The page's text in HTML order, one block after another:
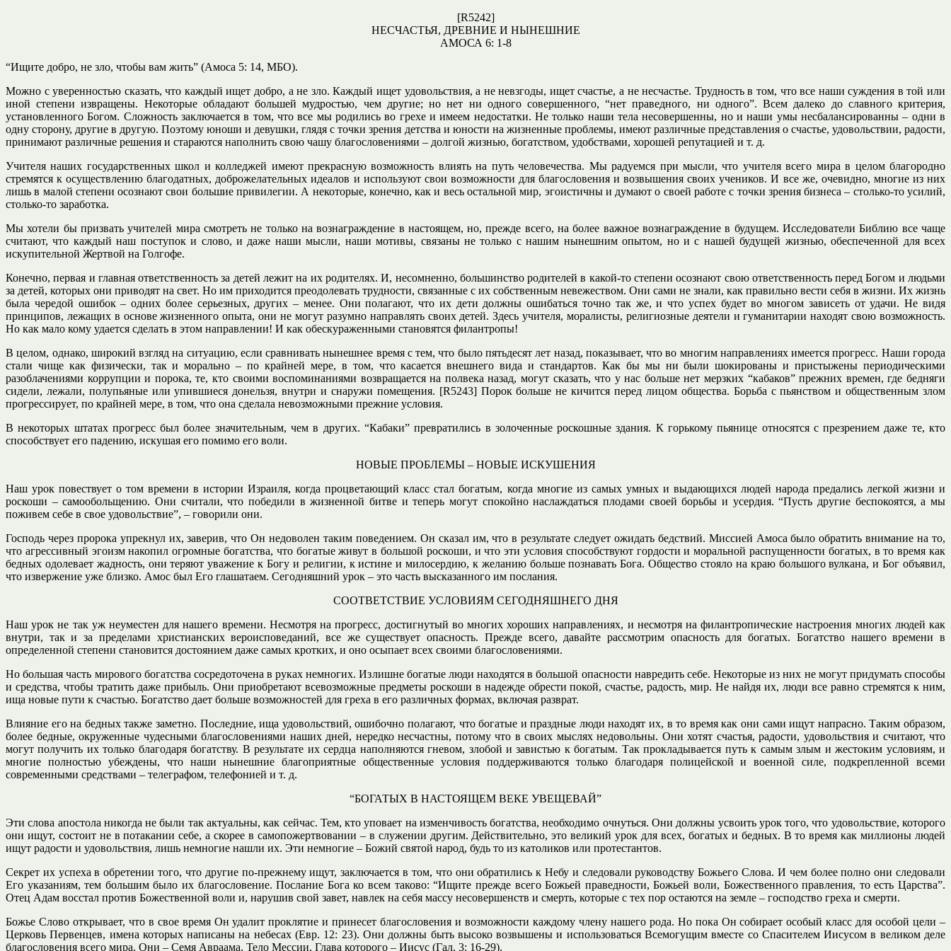
[R5242]
НЕСЧАСТЬЯ, ДРЕВНИЕ И НЫНЕШНИЕ
АМОСА 6: 1-8
“Ищите добро, не зло, чтобы вам жить” (Амоса 5: 14, МБО).
Можно с уверенностью сказать, что каждый ищет добро, а не зло. Каждый ищет удовольствия, а не невзгоды, ищет счастье, а не несчастье. Трудность в том, что все наши суждения в той или
иной степени извращены. Некоторые обладают большей мудростью, чем другие; но нет ни одного совершенного, “нет праведного, ни одного”. Всем далеко до славного критерия,
установленного Богом. Сложность заключается в том, что все мы родились во грехе и имеем недостатки. Не только наши тела несовершенны, но и наши умы несбалансированны – одни в
одну сторону, другие в другую. Поэтому юноши и девушки, глядя с точки зрения детства и юности на жизненные проблемы, имеют различные представления о счастье, удовольствии, радости,
принимают различные решения и стараются наполнить свою чашу благословениями – долгой жизнью, богатством, удобствами, хорошей репутацией и т. д.
Учителя наших государственных школ и колледжей имеют прекрасную возможность влиять на путь человечества. Мы радуемся при мысли, что учителя всего мира в целом благородно
стремятся к осуществлению благодатных, доброжелательных идеалов и используют свои возможности для благословения и возвышения своих учеников. И все же, очевидно, многие из них
лишь в малой степени осознают свои большие привилегии. А некоторые, конечно, как и весь остальной мир, эгоистичны и думают о своей работе с точки зрения бизнеса – столько-то усилий,
столько-то заработка.
Мы хотели бы призвать учителей мира смотреть не только на вознаграждение в настоящем, но, прежде всего, на более важное вознаграждение в будущем. Исследователи Библию все чаще
считают, что каждый наш поступок и слово, и даже наши мысли, наши мотивы, связаны не только с нашим нынешним опытом, но и с нашей будущей жизнью, обеспеченной для всех
искупительной Жертвой на Голгофе.
Конечно, первая и главная ответственность за детей лежит на их родителях. И, несомненно, большинство родителей в какой-то степени осознают свою ответственность перед Богом и людьми
за детей, которых они приводят на свет. Но им приходится преодолевать трудности, связанные с их собственным невежеством. Они сами не знали, как правильно вести себя в жизни. Их жизнь
была чередой ошибок – одних более серьезных, других – менее. Они полагают, что их дети должны ошибаться точно так же, и что успех будет во многом зависеть от удачи. Не видя
принципов, лежащих в основе жизненного опыта, они не могут разумно направлять своих детей. Здесь учителя, моралисты, религиозные деятели и гуманитарии находят свою возможность.
Но как мало кому удается сделать в этом направлении! И как обескураженными становятся филантропы!
В целом, однако, широкий взгляд на ситуацию, если сравнивать нынешнее время с тем, что было пятьдесят лет назад, показывает, что во многим направлениях имеется прогресс. Наши города
стали чище как физически, так и морально – по крайней мере, в том, что касается внешнего вида и стандартов. Как бы мы ни были шокированы и пристыжены периодическими
разоблачениями коррупции и порока, те, кто своими воспоминаниями возвращается на полвека назад, могут сказать, что у нас больше нет мерзких “кабаков” прежних времен, где бедняги
сидели, лежали, полупьяные или упившиеся донельзя, внутри и снаружи помещения. [R5243] Порок больше не кичится перед лицом общества. Борьба с пьянством и общественным злом
прогрессирует, по крайней мере, в том, что она сделала невозможными прежние условия.
В некоторых штатах прогресс был более значительным, чем в других. “Кабаки” превратились в золоченные роскошные здания. К горькому пьянице относятся с презрением даже те, кто
способствует его падению, искушая его помимо его воли.
НОВЫЕ ПРОБЛЕМЫ – НОВЫЕ ИСКУШЕНИЯ
Наш урок повествует о том времени в истории Израиля, когда процветающий класс стал богатым, когда многие из самых умных и выдающихся людей народа предались легкой жизни и
роскоши – самообольщению. Они считали, что победили в жизненной битве и теперь могут спокойно наслаждаться плодами своей борьбы и усердия. “Пусть другие беспокоятся, а мы
поживем себе в свое удовольствие”, – говорили они.
Господь через пророка упрекнул их, заверив, что Он недоволен таким поведением. Он сказал им, что в результате следует ожидать бедствий. Миссией Амоса было обратить внимание на то,
что агрессивный эгоизм накопил огромные богатства, что богатые живут в большой роскоши, и что эти условия способствуют гордости и моральной распущенности богатых, в то время как
бедных одолевает жадность, они теряют уважение к Богу и религии, к истине и милосердию, к желанию больше познавать Бога. Общество стояло на краю большого вулкана, и Бог объявил,
что извержение уже близко. Амос был Его глашатаем. Сегодняшний урок – это часть высказанного им послания.
СООТВЕТСТВИЕ УСЛОВИЯМ СЕГОДНЯШНЕГО ДНЯ
Наш урок не так уж неуместен для нашего времени. Несмотря на прогресс, достигнутый во многих хороших направлениях, и несмотря на филантропические настроения многих людей как
внутри, так и за пределами христианских вероисповеданий, все же существует опасность. Прежде всего, давайте рассмотрим опасность для богатых. Богатство нашего времени в
определенной степени становится достоянием даже самых кротких, и оно осыпает всех своими благословениями.
Но большая часть мирового богатства сосредоточена в руках немногих. Излишне богатые люди находятся в большой опасности навредить себе. Некоторые из них не могут придумать способы
и средства, чтобы тратить даже прибыль. Они приобретают всевозможные предметы роскоши в надежде обрести покой, счастье, радость, мир. Не найдя их, люди все равно стремятся к ним,
ища новые пути к счастью. Богатство дает больше возможностей для греха в его различных формах, включая разврат.
Влияние его на бедных также заметно. Последние, ища удовольствий, ошибочно полагают, что богатые и праздные люди находят их, в то время как они сами ищут напрасно. Таким образом,
более бедные, окруженные чудесными благословениями наших дней, нередко несчастны, потому что в своих мыслях недовольны. Они хотят счастья, радости, удовольствия и считают, что
могут получить их только благодаря богатству. В результате их сердца наполняются гневом, злобой и завистью к богатым. Так прокладывается путь к самым злым и жестоким условиям, и
многие полностью убеждены, что наши нынешние благоприятные общественные условия поддерживаются только благодаря полицейской и военной силе, подкрепленной всеми
современными средствами – телеграфом, телефонией и т. д.
“БОГАТЫХ В НАСТОЯЩЕМ ВЕКЕ УВЕЩЕВАЙ”
Эти слова апостола никогда не были так актуальны, как сейчас. Тем, кто уповает на изменчивость богатства, необходимо очнуться. Они должны усвоить урок того, что удовольствие, которого
они ищут, состоит не в потакании себе, а скорее в самопожертвовании – в служении другим. Действительно, это великий урок для всех, богатых и бедных. В то время как миллионы людей
ищут радости и удовольствия, лишь немногие нашли их. Эти немногие – Божий святой народ, будь то из католиков или протестантов.
Секрет их успеха в обретении того, что другие по-прежнему ищут, заключается в том, что они обратились к Небу и следовали руководству Божьего Слова. И чем более полно они следовали
Его указаниям, тем большим было их благословение. Послание Бога ко всем таково: “Ищите прежде всего Божьей праведности, Божьей воли, Божественного правления, то есть Царства”.
Отец Адам восстал против Божественной воли и, нарушив свой завет, навлек на себя массу несовершенств и смерть, которые с тех пор остаются на земле – господство греха и смерти.
Божье Слово открывает, что в свое время Он удалит проклятие и принесет благословения и возможности каждому члену нашего рода. Но пока Он собирает особый класс для особой цели –
Церковь Первенцев, имена которых написаны на небесах (Евр. 12: 23). Они должны быть высоко возвышены и использоваться Всемогущим вместе со Спасителем Иисусом в великом деле
благословения всего мира. Они – Семя Авраама, Тело Мессии, Глава которого – Иисус (Гал. 3: 16-29).